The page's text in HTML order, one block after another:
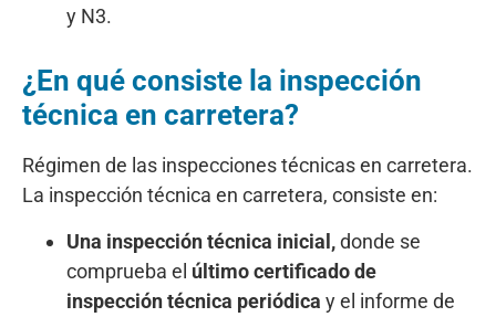
y N3.
¿En qué consiste la inspección
técnica en carretera?
Régimen de las inspecciones técnicas en carretera.
La inspección técnica en carretera, consiste en:
Una inspección técnica inicial,donde se
comprueba el último certificado de
inspección técnica periódica y el informe de